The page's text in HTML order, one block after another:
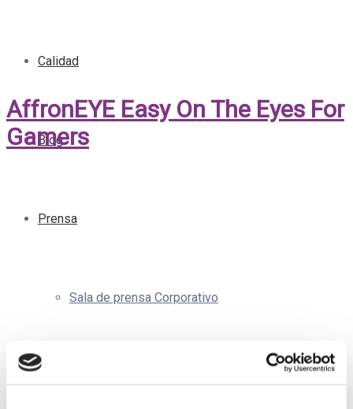
Calidad
Blog
Prensa
Sala de prensa Corporativo
AffronEYE Easy On The Eyes For
Gamers
NutraIngredients-Asia Award